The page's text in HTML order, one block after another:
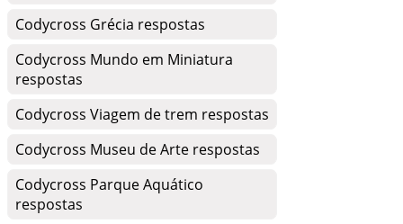
Codycross Grécia respostas
Codycross Mundo em Miniatura
respostas
Codycross Viagem de trem respostas
Codycross Museu de Arte respostas
Codycross Parque Aquático
respostas